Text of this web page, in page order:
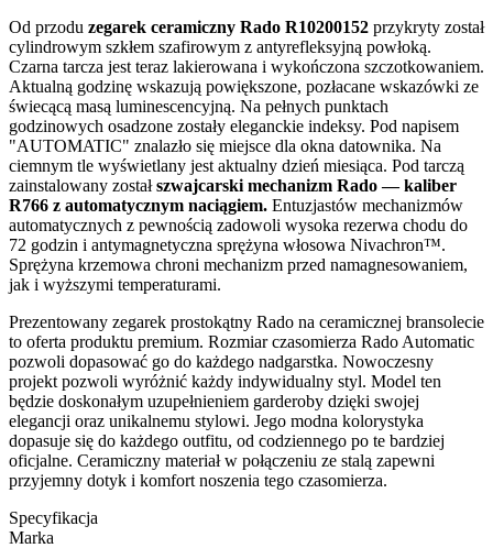
Od przodu zegarek ceramiczny Rado R10200152 przykryty został
cylindrowym szkłem szafirowym z antyrefleksyjną powłoką.
Czarna tarcza jest teraz lakierowana i wykończona szczotkowaniem.
Aktualną godzinę wskazują powiększone, pozłacane wskazówki ze
świecącą masą luminescencyjną. Na pełnych punktach
godzinowych osadzone zostały eleganckie indeksy. Pod napisem
"AUTOMATIC" znalazło się miejsce dla okna datownika. Na
ciemnym tle wyświetlany jest aktualny dzień miesiąca. Pod tarczą
zainstalowany zostałszwajcarski mechanizm Rado — kaliber
R766 z automatycznym naciągiem. Entuzjastów mechanizmów
automatycznych z pewnością zadowoli wysoka rezerwa chodu do
72 godzin i antymagnetyczna sprężyna włosowa Nivachron™.
Sprężyna krzemowa chroni mechanizm przed namagnesowaniem,
jak i wyższymi temperaturami.
Prezentowany zegarek prostokątny Rado na ceramicznej bransolecie
to oferta produktu premium. Rozmiar czasomierza Rado Automatic
pozwoli dopasować go do każdego nadgarstka. Nowoczesny
projekt pozwoli wyróżnić każdy indywidualny styl. Model ten
będzie doskonałym uzupełnieniem garderoby dzięki swojej
elegancji oraz unikalnemu stylowi. Jego modna kolorystyka
dopasuje się do każdego outfitu, od codziennego po te bardziej
oficjalne. Ceramiczny materiał w połączeniu ze stalą zapewni
przyjemny dotyk i komfort noszenia tego czasomierza.
Specyfikacja
Marka